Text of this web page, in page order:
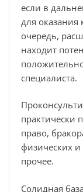
если в
для
очередь,
находит
специалиста.
практически
право,
физических
прочее.
Солидная